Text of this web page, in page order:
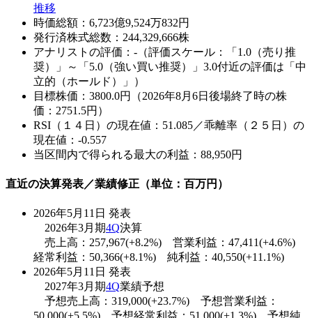
推移
時価総額：6,723億9,524万832円
発行済株式総数：244,329,666株
アナリストの評価：-（評価スケール：「1.0（売り推
奨）」～「5.0（強い買い推奨）」3.0付近の評価は「中
立的（ホールド）」）
目標株価：3800.0円（2026年8月6日後場終了時の株
価：2751.5円）
RSI（１４日）の現在値：51.085／乖離率（２５日）の
現在値：-0.557
当区間内で得られる最大の利益：88,950円
直近の決算発表／業績修正（単位：百万円）
2026年5月11日 発表
2026年3月期4Q決算
売上高：257,967(+8.2%) 営業利益：47,411(+4.6%)
経常利益：50,366(+8.1%) 純利益：40,550(+11.1%)
2026年5月11日 発表
2027年3月期4Q業績予想
予想売上高：319,000(+23.7%) 予想営業利益：